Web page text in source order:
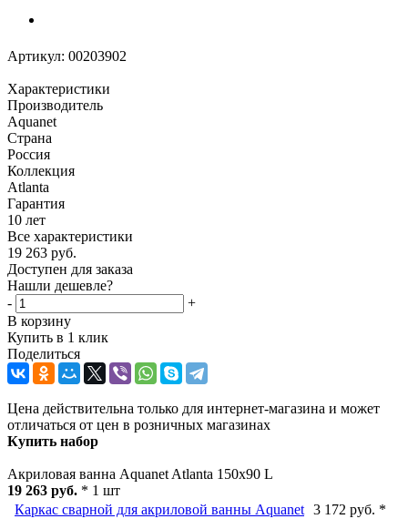
Артикул: 00203902
Характеристики
Производитель
Aquanet
Страна
Россия
Коллекция
Atlanta
Гарантия
10 лет
Все характеристики
19 263 руб.
Доступен для заказа
Нашли дешевле?
-
+
В корзину
Купить в 1 клик
Поделиться
Цена действительна только для интернет-магазина и может
отличаться от цен в розничных магазинах
Купить набор
Акриловая ванна Aquanet Atlanta 150x90 L
19 263 руб. * 1 шт
Каркас сварной для акриловой ванны Aquanet 3 172 руб. *